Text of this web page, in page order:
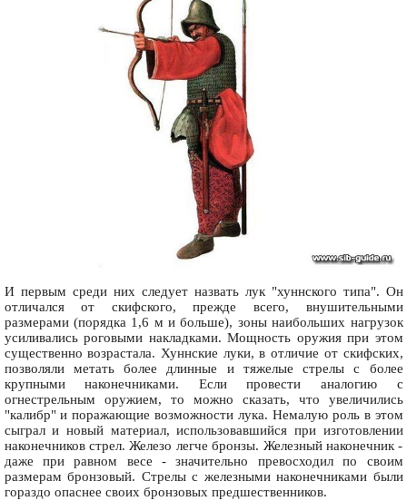
И первым среди них следует назвать лук "хуннского типа". Он
отличался от скифского, прежде всего, внушительными
размерами (порядка 1,6 м и больше), зоны наибольших нагрузок
усиливались роговыми накладками. Мощность оружия при этом
существенно возрастала. Хуннские луки, в отличие от скифских,
позволяли метать более длинные и тяжелые стрелы с более
крупными наконечниками. Если провести аналогию с
огнестрельным оружием, то можно сказать, что увеличились
"калибр" и поражающие возможности лука. Немалую роль в этом
сыграл и новый материал, использовавшийся при изготовлении
наконечников стрел. Железо легче бронзы. Железный наконечник -
даже при равном весе - значительно превосходил по своим
размерам бронзовый. Стрелы с железными наконечниками были
гораздо опаснее своих бронзовых предшественников.